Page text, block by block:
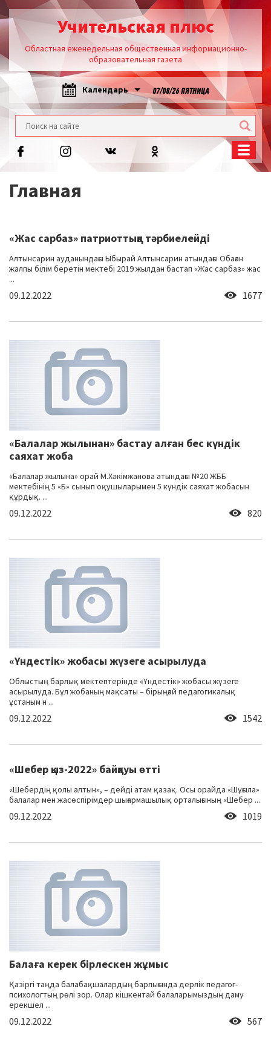
Учительская плюс
Областная еженедельная общественная информационно-
образовательная газета
Календарь 07/08/26 ПЯТНИЦА
Главная
«Жас сарбаз» патриоттыққа тәрбиелейді
Алтынсарин ауданындағы Ыбырай Алтынсарин атындағы Обаған
жалпы білім беретін мектебі 2019 жылдан бастап «Жас сарбаз» жас
...
09.12.2022 1677
«Балалар жылынан» бастау алған бес күндік
саяхат жоба
«Балалар жылына» орай М.Хәкімжанова атындағы №20 ЖББ
мектебінің 5 «Б» сынып оқушыларымен 5 күндік саяхат жобасын
құрдық. ...
09.12.2022 820
«Үндестік» жобасы жүзеге асырылуда
Облыстың барлық мектептерінде «Үндестік» жобасы жүзеге
асырылуда. Бұл жобаның мақсаты – бірыңғай педагогикалық
ұстаным н ...
09.12.2022 1542
«Шебер қыз-2022» байқауы өтті
«Шебердің қолы алтын», – дейді атам қазақ. Осы орайда «Шұғыла»
балалар мен жасөспірімдер шығармашылық орталығының «Шебер ...
09.12.2022 1019
Балаға керек бірлескен жұмыс
Қазіргі таңда балабақшалардың барлығында дерлік педагог-
психологтың рөлі зор. Олар кішкентай балаларымыздың даму
ерекшел ...
09.12.2022 567